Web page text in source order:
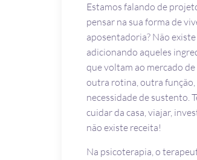
Estamos falando de
pensar na sua forma de
aposentadoria? Não
adicionando aqueles
que voltam ao mercado
outra rotina, outra função,
necessidade de sustento.
cuidar da casa, viajar,
não existe receita!
Na psicoterapia, o